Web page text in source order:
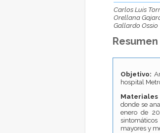
Carlos Luis
Orellana
Gallardo Ossio
Resumen
Objetivo:
hospital
Materiales
donde se
enero de
mayores y